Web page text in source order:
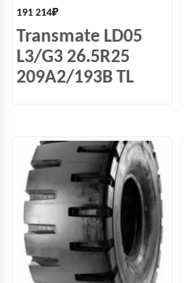
191 214₽
Transmate LD05
L3/G3 26.5R25
209A2/193B TL